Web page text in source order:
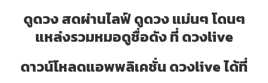
ดูดวง สดผ่านไลฟ์ ดูดวง แม่นๆ โดนๆ
แหล่งรวมหมอดูชื่อดัง ที่ ดวงlive
ดาวน์โหลดแอพพลิเคชั่น ดวงlive ได้ที่